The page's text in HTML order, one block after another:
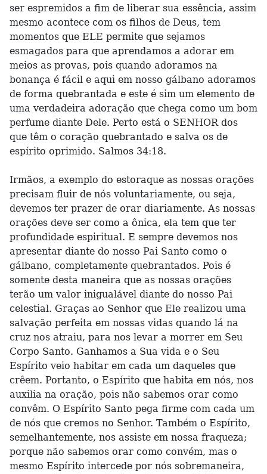
ser espremidos a fim de liberar sua essência, assim
mesmo acontece com os filhos de Deus, tem
momentos que ELE permite que sejamos
esmagados para que aprendamos a adorar em
meios as provas, pois quando adoramos na
bonança é fácil e aqui em nosso gálbano adoramos
de forma quebrantada e este é sim um elemento de
uma verdadeira adoração que chega como um bom
perfume diante Dele. Perto está o SENHOR dos
que têm o coração quebrantado e salva os de
espírito oprimido. Salmos 34:18.
Irmãos, a exemplo do estoraque as nossas orações
precisam fluir de nós voluntariamente, ou seja,
devemos ter prazer de orar diariamente. As nossas
orações deve ser como a ônica, ela tem que ter
profundidade espiritual. E sempre devemos nos
apresentar diante do nosso Pai Santo como o
gálbano, completamente quebrantados. Pois é
somente desta maneira que as nossas orações
terão um valor inigualável diante do nosso Pai
celestial. Graças ao Senhor que Ele realizou uma
salvação perfeita em nossas vidas quando lá na
cruz nos atraiu, para nos levar a morrer em Seu
Corpo Santo. Ganhamos a Sua vida e o Seu
Espírito veio habitar em cada um daqueles que
crêem. Portanto, o Espírito que habita em nós, nos
auxilia na oração, pois não sabemos orar como
convêm. O Espírito Santo pega firme com cada um
de nós que cremos no Senhor. Também o Espírito,
semelhantemente, nos assiste em nossa fraqueza;
porque não sabemos orar como convém, mas o
mesmo Espírito intercede por nós sobremaneira,